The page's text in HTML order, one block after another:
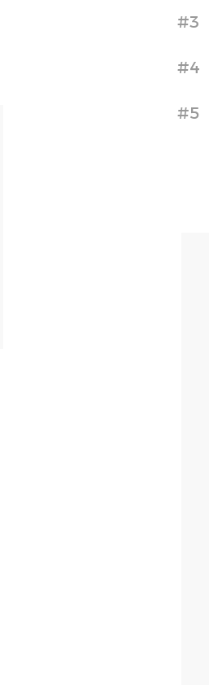
#3
#4
#5